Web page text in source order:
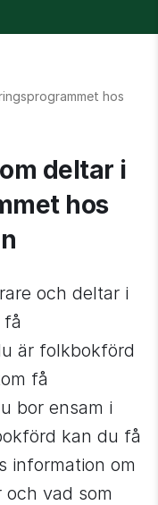
hos
deltar i
hos
och deltar i
få
är folkbokförd
få
bor ensam i
kan du få
information om
vad som